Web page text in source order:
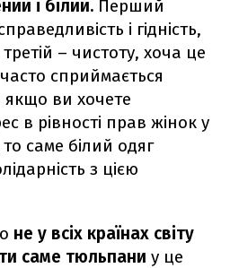
і білий. Перший
і гідність,
– чистоту, хоча це
сприймається
ви хочете
в рівності прав жінок у
саме білий одяг
з цією
не у всіх країнах світу
саме тюльпани у це